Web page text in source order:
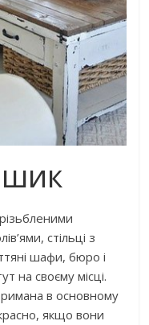
шик
стільці з
шафи, бюро і
на своєму місці.
в основному
якщо вони